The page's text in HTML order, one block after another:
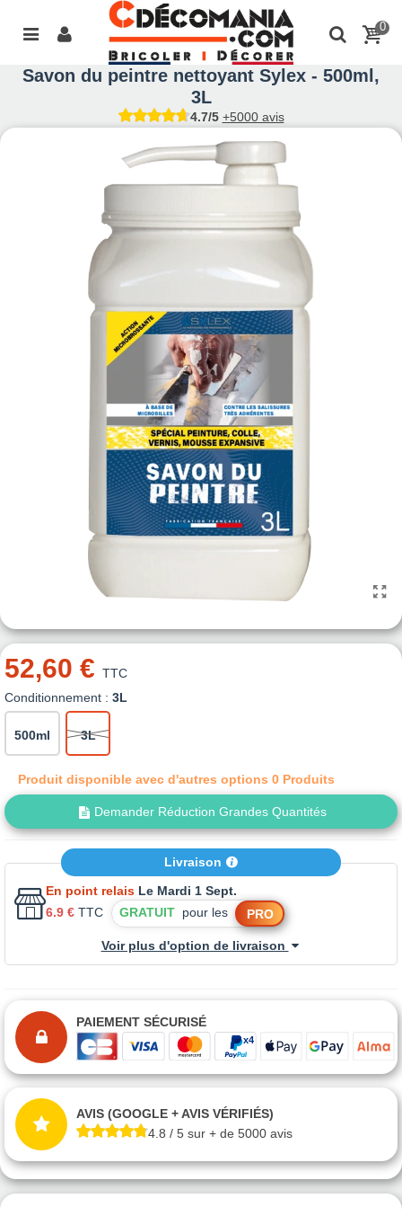
0
Savon du peintre nettoyant Sylex - 500ml,
3L
4.7/5 +5000 avis
52,60 € TTC
Conditionnement : 3L
500ml 3L
Produit disponible avec d'autres options 0 Produits
Demander Réduction Grandes Quantités
Livraison
En point relais Le Mardi 1 Sept.
6.9 € TTC GRATUIT pour les PRO
Voir plus d'option de livraison
PAIEMENT SÉCURISÉ
AVIS (GOOGLE + AVIS VÉRIFIÉS)
4.8 / 5 sur + de 5000 avis